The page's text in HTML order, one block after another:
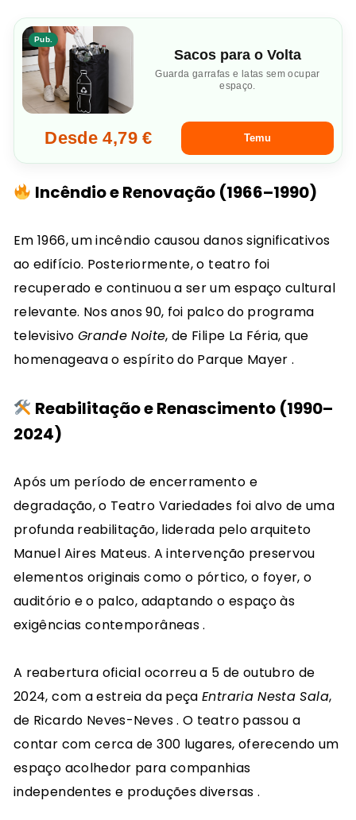
Pub.
Sacos para o Volta
Guarda garrafas e latas sem ocupar
espaço.
Desde 4,79 € Temu
Incêndio e Renovação (1966–1990)
Em 1966, um incêndio causou danos significativos
ao edifício. Posteriormente, o teatro foi
recuperado e continuou a ser um espaço cultural
relevante. Nos anos 90, foi palco do programa
televisivo Grande Noite, de Filipe La Féria, que
homenageava o espírito do Parque Mayer .​
Reabilitação e Renascimento (1990–
2024)
Após um período de encerramento e
degradação, o Teatro Variedades foi alvo de uma
profunda reabilitação, liderada pelo arquiteto
Manuel Aires Mateus. A intervenção preservou
elementos originais como o pórtico, o foyer, o
auditório e o palco, adaptando o espaço às
exigências contemporâneas.​
A reabertura oficial ocorreu a 5 de outubro de
2024, com a estreia da peçaEntraria Nesta Sala,
de Ricardo Neves-Neves.O teatro passou a
contar com cerca de 300 lugares, oferecendo um
espaço acolhedor para companhias
independentes e produções diversas .​